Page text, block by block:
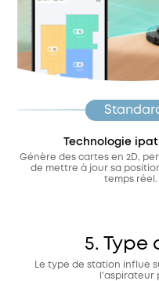
Technologie
Génère des cartes en 2D,
de mettre à jour sa
temps réel.
5. Type
Le type de station influe
l'aspirateur